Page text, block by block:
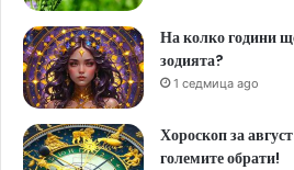
На колко години
зодията?
1 седмица ago
Хороскоп за
големите обрати!